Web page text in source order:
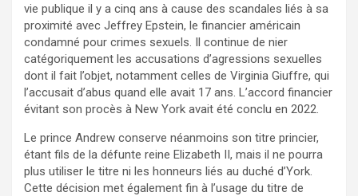
vie publique il y a cinq ans à cause des scandales liés à sa
proximité avec Jeffrey Epstein, le financier américain
condamné pour crimes sexuels. Il continue de nier
catégoriquement les accusations d’agressions sexuelles
dont il fait l’objet, notamment celles de Virginia Giuffre, qui
l’accusait d’abus quand elle avait 17 ans. L’accord financier
évitant son procès à New York avait été conclu en 2022.
Le prince Andrew conserve néanmoins son titre princier,
étant fils de la défunte reine Elizabeth II, mais il ne pourra
plus utiliser le titre ni les honneurs liés au duché d’York.
Cette décision met également fin à l’usage du titre de